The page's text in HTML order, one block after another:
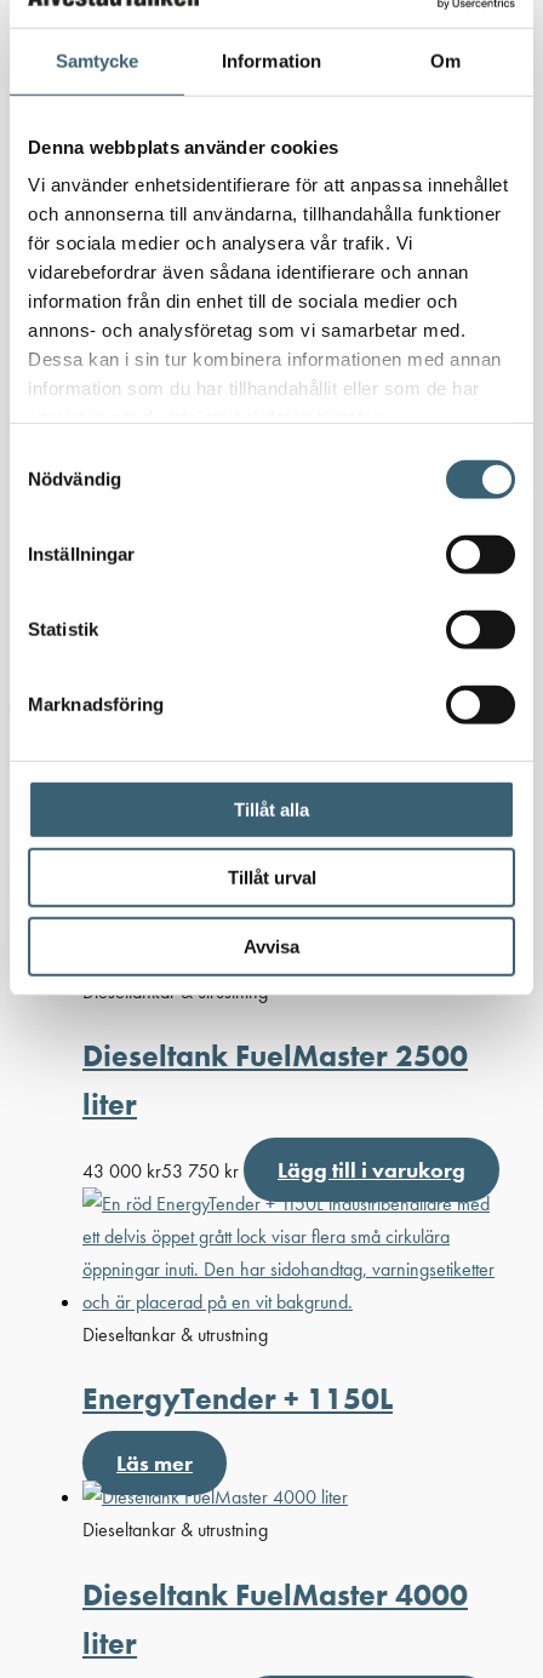
Samtycke Information Om
Denna webbplats använder cookies
Vi använder enhetsidentifierare för att anpassa innehållet
och annonserna till användarna, tillhandahålla funktioner
för sociala medier och analysera vår trafik. Vi
vidarebefordrar även sådana identifierare och annan
information från din enhet till de sociala medier och
annons- och analysföretag som vi samarbetar med.
Dessa kan i sin tur kombinera informationen med annan
information som du har tillhandahållit eller som de har
Nödvändig
Inställningar
Statistik
Marknadsföring
Tillåt alla
Tillåt urval
Avvisa
Oljetankar 200-9000 liter
Bensin
Bensintankar
Kem
Kemikalietankar
Verkstad
Uppsamlingskärl för fat & IBC
Spilloljetankar & utrustning
Oljepumpar & tillbehör
Uthyrning
Om oss
Hem/Butik/ Produkter märkta ”Dieseltankar”
Dieseltankar
Dieseltankar & utrustning
Dieseltank FuelMaster 2500
liter
43 000 kr53 750 kr Lägg till i varukorg
Dieseltankar & utrustning
EnergyTender + 1150L
Läs mer
Dieseltankar & utrustning
Dieseltank FuelMaster 4000
liter